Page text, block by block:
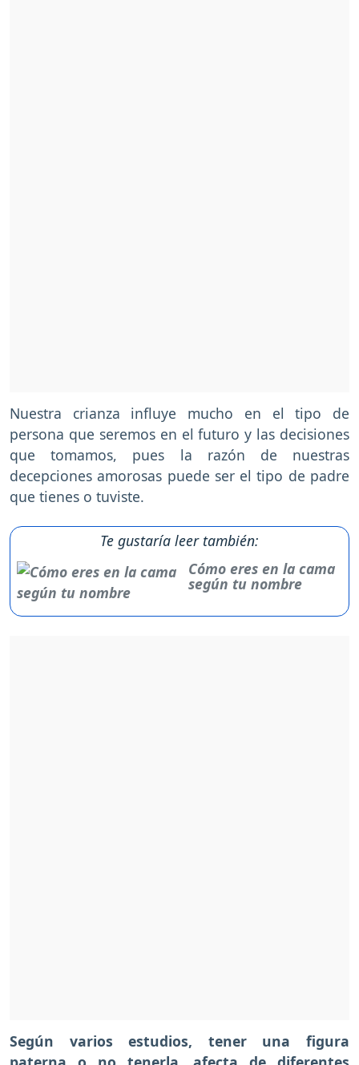
Nuestra crianza influye mucho en el tipo de
persona que seremos en el futuro y las decisiones
que tomamos, pues la razón de nuestras
decepciones amorosas puede ser el tipo de padre
que tienes o tuviste.
Te gustaría leer también:
Cómo eres en la cama
según tu nombre
Según varios estudios, tener una figura